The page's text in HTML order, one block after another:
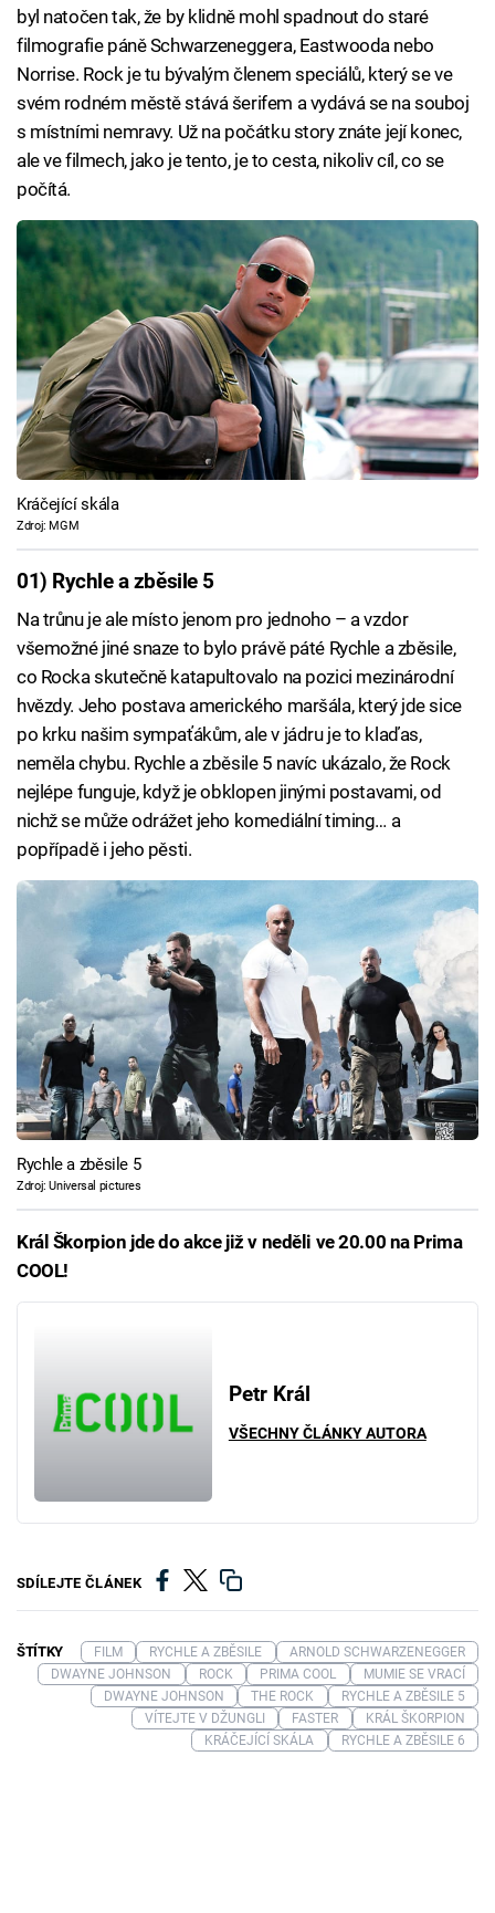
byl natočen tak, že by klidně mohl spadnout do staré
filmografie páně Schwarzeneggera, Eastwooda nebo
Norrise. Rock je tu bývalým členem speciálů, který se ve
svém rodném městě stává šerifem a vydává se na souboj
s místními nemravy. Už na počátku story znáte její konec,
ale ve filmech, jako je tento, je to cesta, nikoliv cíl, co se
počítá.
Kráčející skála
Zdroj: MGM
01) Rychle a zběsile 5
Na trůnu je ale místo jenom pro jednoho – a vzdor
všemožné jiné snaze to bylo právě páté Rychle a zběsile,
co Rocka skutečně katapultovalo na pozici mezinárodní
hvězdy. Jeho postava amerického maršála, který jde sice
po krku našim sympaťákům, ale v jádru je to klaďas,
neměla chybu. Rychle a zběsile 5 navíc ukázalo, že Rock
nejlépe funguje, když je obklopen jinými postavami, od
nichž se může odrážet jeho komediální timing… a
popřípadě i jeho pěsti.
Rychle a zběsile 5
Zdroj: Universal pictures
Král Škorpion jde do akce již v neděli ve 20.00 na Prima
COOL!
Petr Král
VŠECHNY ČLÁNKY AUTORA
SDÍLEJTE ČLÁNEK
ŠTÍTKY FILM RYCHLE A ZBĚSILE
ARNOLD SCHWARZENEGGER
DWAYNE JOHNSON
ROCK PRIMA COOL
MUMIE SE VRACÍ
DWAYNE JOHNSON
THE ROCK
RYCHLE A ZBĚSILE 5
VÍTEJTE V DŽUNGLI
FASTER
KRÁL ŠKORPION
KRÁČEJÍCÍ SKÁLA
RYCHLE A ZBĚSILE 6